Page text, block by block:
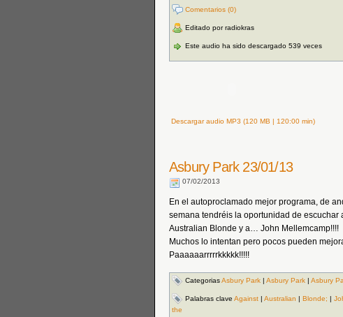
Comentarios (0)
Editado por radiokras
Este audio ha sido descargado 539 veces
Descargar audio MP3 (120 MB | 120:00 min)
Asbury Park 23/01/13
07/02/2013
En el autoproclamado mejor programa, de
semana tendréis la oportunidad de
Australian Blonde y a… John Mellemcamp!!!!
Muchos lo intentan pero pocos pueden
Paaaaaarrrrrkkkkk!!!!!
CategoriasAsbury Park | Asbury Park | Asbury
Palabras clave Against | Australian | Blonde; |
the